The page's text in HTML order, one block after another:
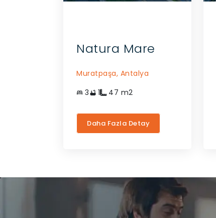
Natura Mare
Muratpaşa, Antalya
3
1 47 m2
Daha Fazla Detay